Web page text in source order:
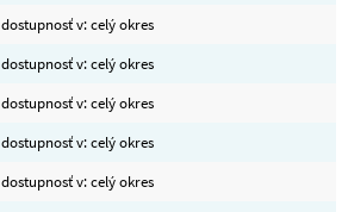
dostupnosť v: celý okres
dostupnosť v: celý okres
dostupnosť v: celý okres
dostupnosť v: celý okres
dostupnosť v: celý okres